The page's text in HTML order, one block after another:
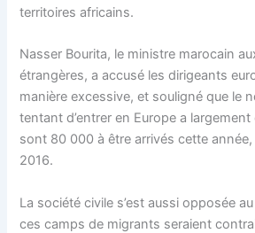
territoires africains.
Nasser Bourita, le ministre marocain
étrangères, a accusé les dirigeants
manière excessive, et souligné que le
tentant d’entrer en Europe a
sont 80 000 à être arrivés cette
2016.
La société civile s’est aussi opposée
ces camps de migrants seraient